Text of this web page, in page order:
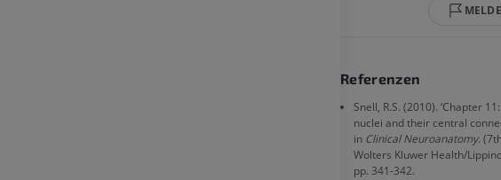
Referenzen
Snell, R.S. (2010). ‘Chapter
nuclei and their central
in Clinical Neuroanatomy.
Wolters Kluwer Health/
pp. 341-342.